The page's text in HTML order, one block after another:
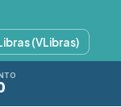
(VLibras)